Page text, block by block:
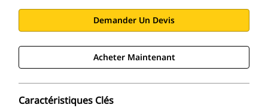
Demander Un Devis
Acheter Maintenant
Caractéristiques Clés